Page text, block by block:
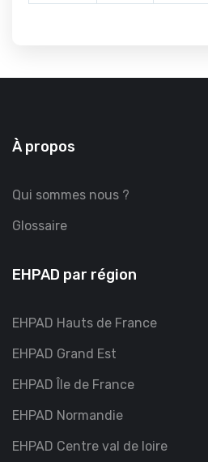
À propos
Qui sommes nous ?
Glossaire
EHPAD par région
EHPAD Hauts de France
EHPAD Grand Est
EHPAD Île de France
EHPAD Normandie
EHPAD Centre val de loire